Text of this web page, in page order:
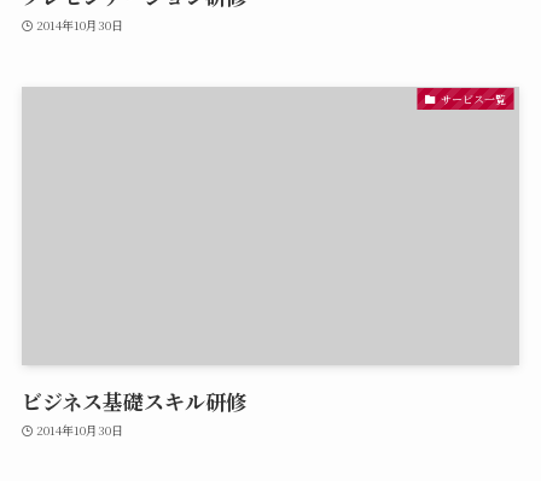
2014年10月30日
サービス一覧
ビジネス基礎スキル研修
2014年10月30日